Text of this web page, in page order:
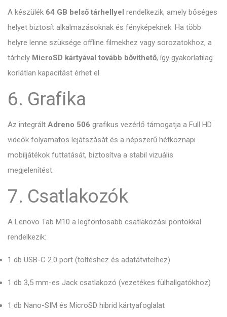
A készülék 64 GB belső tárhellyel rendelkezik, amely bőséges
helyet biztosít alkalmazásoknak és fényképeknek. Ha több
helyre lenne szüksége offline filmekhez vagy sorozatokhoz, a
tárhely MicroSD kártyával tovább bővíthető, így gyakorlatilag
korlátlan kapacitást érhet el.
6. Grafika
Az integrált Adreno 506 grafikus vezérlő támogatja a Full HD
videók folyamatos lejátszását és a népszerű hétköznapi
mobiljátékok futtatását, biztosítva a stabil vizuális
megjelenítést.
7. Csatlakozók
A Lenovo Tab M10 a legfontosabb csatlakozási pontokkal
rendelkezik:
1 db USB-C 2.0 port (töltéshez és adatátvitelhez)
1 db 3,5 mm-es Jack csatlakozó (vezetékes fülhallgatókhoz)
1 db Nano-SIM és MicroSD hibrid kártyafoglalat